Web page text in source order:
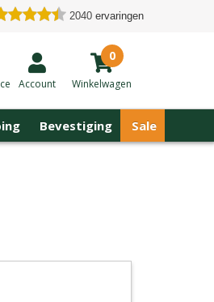
2040 ervaringen
Account
0
Winkelwagen
Bevestiging Sale